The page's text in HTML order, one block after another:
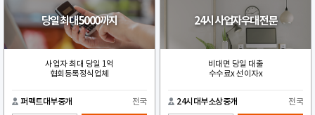
당일 최대 5000까지
사업자 최대 당일 1억
협회등록정식업체
퍼펙트대부중개 전국
24시 사업자우대 전문
비대면 당일 대출
수수료x 선이자x
24시대부소상중개 전국